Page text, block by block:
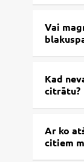
Vai
Kad
citrātu?
Ar ko
citiem